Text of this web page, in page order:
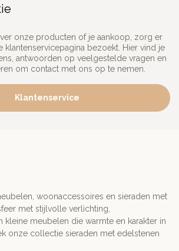
onze producten of je aankoop, zorg er
klantenservicepagina bezoekt. Hier vind je
antwoorden op veelgestelde vragen en
om contact met ons op te nemen.
Klantenservice
woonaccessoires en sieraden met
met stijlvolle verlichting,
kleine meubelen die warmte en karakter in
onze collectie sieraden met edelstenen